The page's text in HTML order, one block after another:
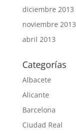
diciembre 2013
noviembre 2013
abril 2013
Categorías
Albacete
Alicante
Barcelona
Ciudad Real